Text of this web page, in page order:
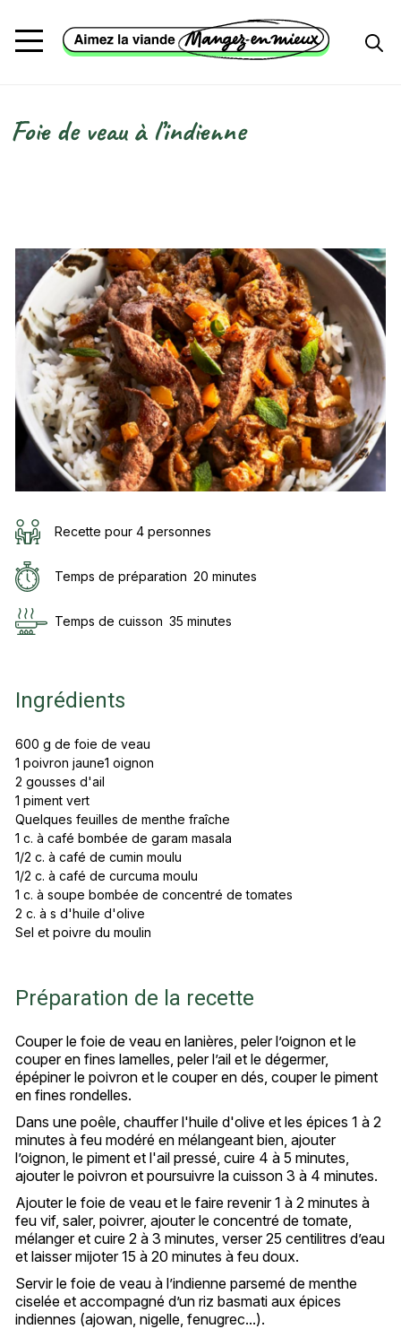
Fil d'Ariane
Foie de veau à l’indienne
Recette pour 4 personnes
Temps de préparation 20 minutes
Temps de cuisson 35 minutes
Ingrédients
600 g de foie de veau
1 poivron jaune1 oignon
2 gousses d'ail
1 piment vert
Quelques feuilles de menthe fraîche
1 c. à café bombée de garam masala
1/2 c. à café de cumin moulu
1/2 c. à café de curcuma moulu
1 c. à soupe bombée de concentré de tomates
2 c. à s d'huile d'olive
Sel et poivre du moulin
Préparation de la recette
Couper le foie de veau en lanières, peler l’oignon et le
couper en fines lamelles, peler l’ail et le dégermer,
épépiner le poivron et le couper en dés, couper le piment
en fines rondelles.
Dans une poêle, chauffer l'huile d'olive et les épices 1 à 2
minutes à feu modéré en mélangeant bien, ajouter
l’oignon, le piment et l'ail pressé, cuire 4 à 5 minutes,
ajouter le poivron et poursuivre la cuisson 3 à 4 minutes.
Ajouter le foie de veau et le faire revenir 1 à 2 minutes à
feu vif, saler, poivrer, ajouter le concentré de tomate,
mélanger et cuire 2 à 3 minutes, verser 25 centilitres d’eau
et laisser mijoter 15 à 20 minutes à feu doux.
Servir le foie de veau à l’indienne parsemé de menthe
ciselée et accompagné d’un riz basmati aux épices
indiennes (ajowan, nigelle, fenugrec...).